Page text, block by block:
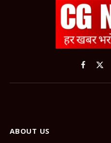
Facebook
X
ABOUT US